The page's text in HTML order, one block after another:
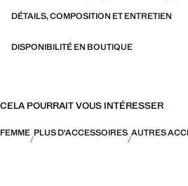
DÉTAILS, COMPOSITION ET ENTRETIEN
DISPONIBILITÉ EN BOUTIQUE
CELA POURRAIT VOUS INTÉRESSER
FEMME PLUS D'ACCESSOIRES AUTRES